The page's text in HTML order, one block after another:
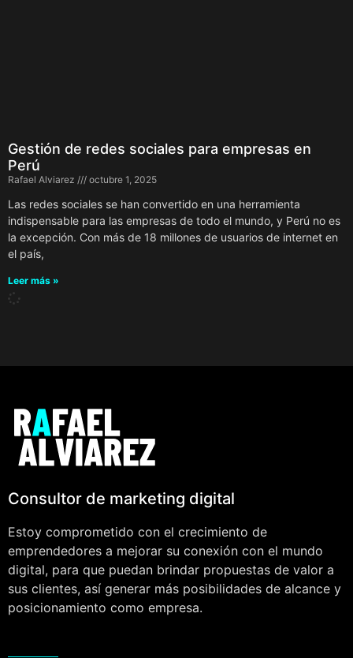
Gestión de redes sociales para empresas en
Perú
Rafael Alviarez octubre 1, 2025
Las redes sociales se han convertido en una herramienta
indispensable para las empresas de todo el mundo, y Perú no es
la excepción. Con más de 18 millones de usuarios de internet en
el país,
Leer más »
Consultor de marketing digital
Estoy comprometido con el crecimiento de
emprendedores a mejorar su conexión con el mundo
digital, para que puedan brindar propuestas de valor a
sus clientes, así generar más posibilidades de alcance y
posicionamiento como empresa.